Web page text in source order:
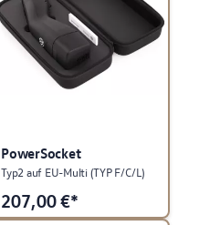
PowerSocket
Typ2 auf EU-Multi (TYP F/C/L)
207,00€*